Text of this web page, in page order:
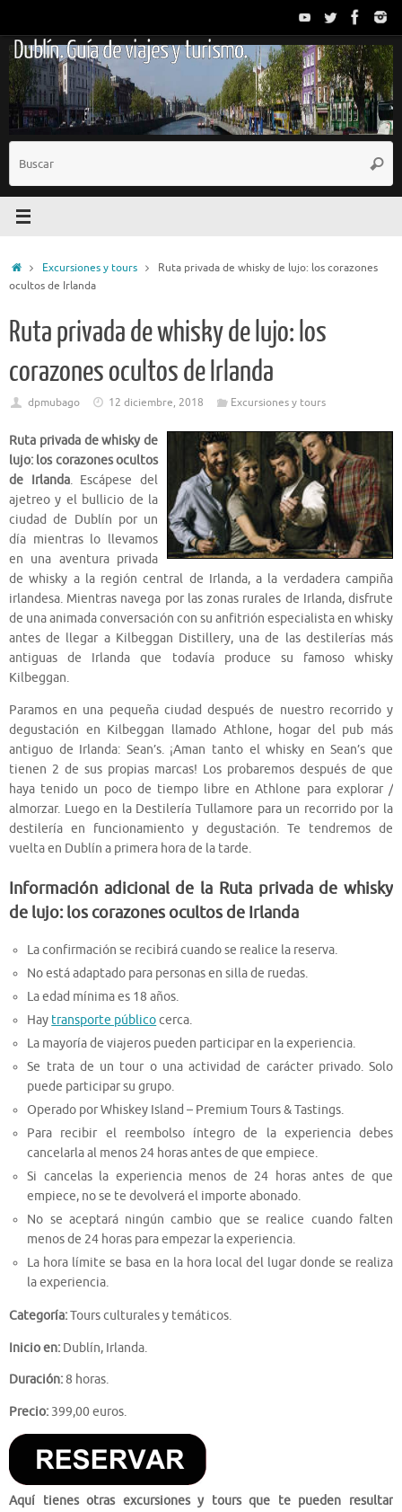
contenido
Dublín. Guía de viajes y turismo.
InicioExcursiones y tours
Ruta privada de whisky de lujo: los corazones
ocultos de Irlanda
Ruta privada de whisky de lujo: los
corazones ocultos de Irlanda
dpmubago 12 diciembre, 2018 Excursiones y tours
Ruta privada de whisky de
lujo: los corazones ocultos
de Irlanda. Escápese del
ajetreo y el bullicio de la
ciudad de Dublín por un
día mientras lo llevamos
en una aventura privada
de whisky a la región central de Irlanda, a la verdadera campiña
irlandesa. Mientras navega por las zonas rurales de Irlanda, disfrute
de una animada conversación con su anfitrión especialista en whisky
antes de llegar a Kilbeggan Distillery, una de las destilerías más
antiguas de Irlanda que todavía produce su famoso whisky
Kilbeggan.
Paramos en una pequeña ciudad después de nuestro recorrido y
degustación en Kilbeggan llamado Athlone, hogar del pub más
antiguo de Irlanda: Sean’s. ¡Aman tanto el whisky en Sean’s que
tienen 2 de sus propias marcas! Los probaremos después de que
haya tenido un poco de tiempo libre en Athlone para explorar /
almorzar. Luego en la Destilería Tullamore para un recorrido por la
destilería en funcionamiento y degustación. Te tendremos de
vuelta en Dublín a primera hora de la tarde.
Información adicional de la Ruta privada de whisky
de lujo: los corazones ocultos de Irlanda
La confirmación se recibirá cuando se realice la reserva.
No está adaptado para personas en silla de ruedas.
La edad mínima es 18 años.
Hay transporte públicocerca.
La mayoría de viajeros pueden participar en la experiencia.
Se trata de un tour o una actividad de carácter privado. Solo
puede participar su grupo.
Operado por Whiskey Island – Premium Tours & Tastings.
Para recibir el reembolso íntegro de la experiencia debes
cancelarla al menos 24 horas antes de que empiece.
Si cancelas la experiencia menos de 24 horas antes de que
empiece, no se te devolverá el importe abonado.
No se aceptará ningún cambio que se realice cuando falten
menos de 24 horas para empezar la experiencia.
La hora límite se basa en la hora local del lugar donde se realiza
la experiencia.
Categoría:Tours culturales y temáticos.
Inicio en: Dublín, Irlanda.
Duración:8 horas.
Precio: 399,00 euros.
Aquí tienes otras excursiones y tours que te pueden resultar